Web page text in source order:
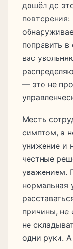
дошёл до
повторения:
поправить
вас
— это не
Месть
симптом, а
унижение и
честные
уважением.
нормальная
причины, не
не
одни руки.